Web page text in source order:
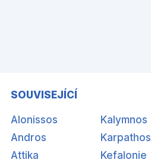
SOUVISEJÍCÍ
Alonissos
Andros
Attika
Kalymnos
Karpathos
Kefalonie